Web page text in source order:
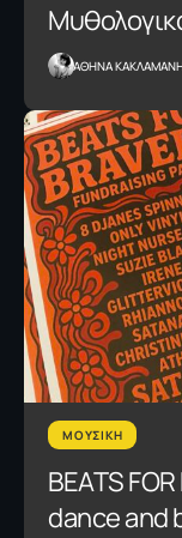
AΘΗΝΑ
ΜΟΥΣΙΚΗ
BEATS
dance and